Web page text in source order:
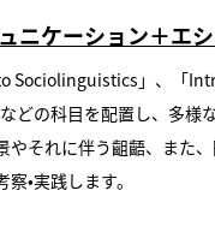
ニケーション＋エ
Sociolinguistics」、「
どの科目を配置し、多様
やそれに伴う齟齬、また
•実践します。